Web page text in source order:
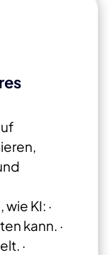
KI: ·
kann. ·
·